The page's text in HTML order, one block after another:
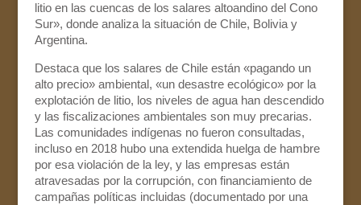
litio en las cuencas de los salares altoandino del Cono
Sur», donde analiza la situación de Chile, Bolivia y
Argentina.
Destaca que los salares de Chile están «pagando un
alto precio» ambiental, «un desastre ecológico» por la
explotación de litio, los niveles de agua han descendido
y las fiscalizaciones ambientales son muy precarias.
Las comunidades indígenas no fueron consultadas,
incluso en 2018 hubo una extendida huelga de hambre
por esa violación de la ley, y las empresas están
atravesadas por la corrupción, con financiamiento de
campañas políticas incluidas (documentado por una